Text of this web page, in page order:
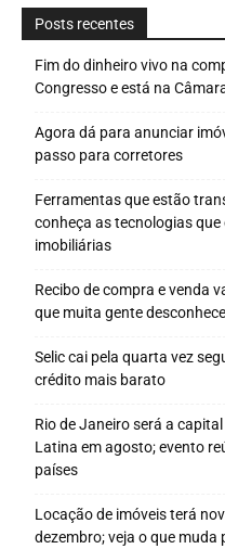
Posts recentes
Fim do dinheiro vivo na
Congresso e está na
Agora dá para anunciar
passo para corretores
Ferramentas que estão
conheça as tecnologias
imobiliárias
Recibo de compra e venda
que muita gente desconhece
Selic cai pela quarta vez
crédito mais barato
Rio de Janeiro será a
Latina em agosto; evento
países
Locação de imóveis terá
dezembro; veja o que